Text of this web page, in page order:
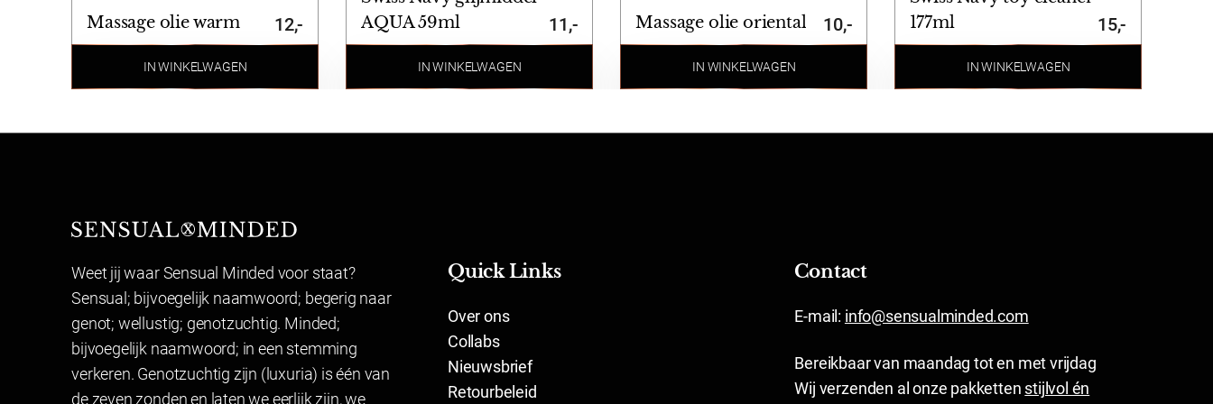
Massage olie warm 12,-
IN WINKELWAGEN
AQUA 59ml
11,-
IN WINKELWAGEN
Massage olie oriental 10,-
IN WINKELWAGEN
177ml
15,-
IN WINKELWAGEN
Sensual Minded
Weet jij waar Sensual Minded voor staat?
Sensual; bijvoegelijk naamwoord; begerig naar
genot; wellustig; genotzuchtig. Minded;
bijvoegelijk naamwoord; in een stemming
verkeren. Genotzuchtig zijn (luxuria) is één van
de zeven zonden en laten we eerlijk zijn, we
Quick Links
Over ons
Collabs
Nieuwsbrief
Retourbeleid
Contact
E-mail: info@sensualminded.com
Bereikbaar van maandag tot en met vrijdag
Wij verzenden al onze pakketten stijlvol én